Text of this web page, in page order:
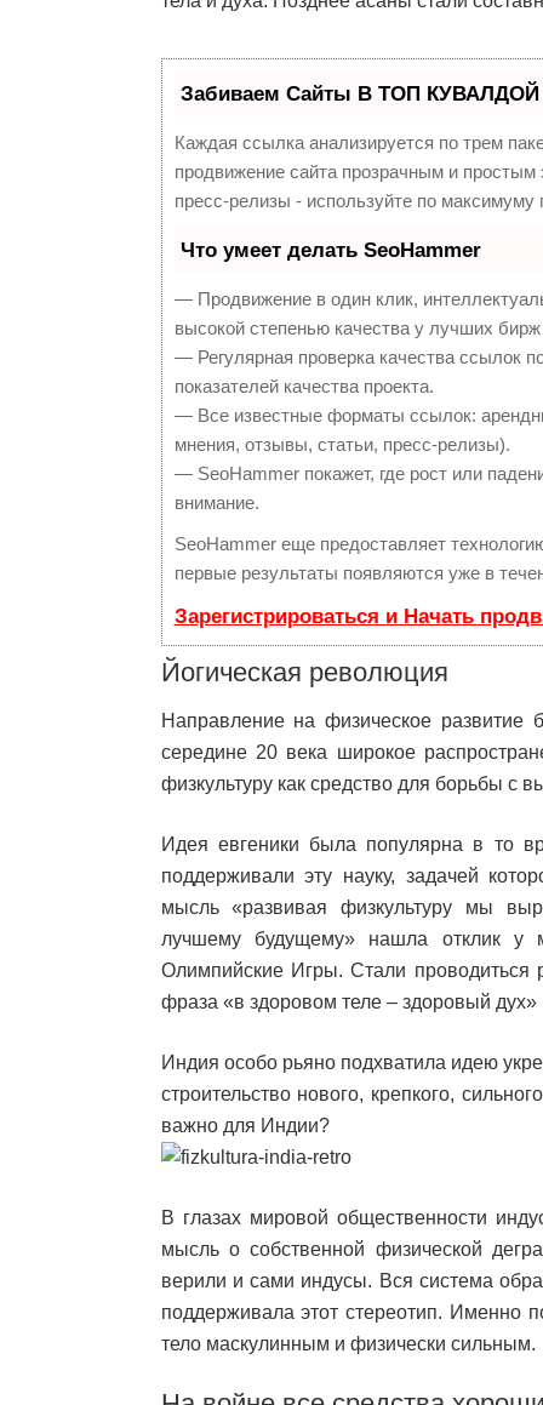
Забиваем Сайты В ТОП КУВАЛДОЙ
Каждая ссылка анализируется по трем
продвижение сайта прозрачным и
пресс-релизы - используйте по
Что умеет делать SeoHammer
— Продвижение в один клик,
высокой степенью качества у лучших
— Регулярная проверка качества ссылок
показателей качества проекта.
— Все известные форматы ссылок:
мнения, отзывы, статьи, пресс-релизы).
— SeoHammer покажет, где рост или
внимание.
SeoHammer еще предоставляет
первые результаты появляются уже в
Зарегистрироваться и Начать
Йогическая революция
Направление на физическое
середине 20 века широкое
физкультуру как средство для борьбы с
Идея евгеники была популярна в то
поддерживали эту науку, задачей
мысль «развивая физкультуру мы
лучшему будущему» нашла отклик
Олимпийские Игры. Стали
фраза «в здоровом теле – здоровый дух»
Индия особо рьяно подхватила идею
строительство нового, крепкого,
важно для Индии?
В глазах мировой общественности
мысль о собственной физической
верили и сами индусы. Вся система
поддерживала этот стереотип. Именно
тело маскулинным и физически сильным.